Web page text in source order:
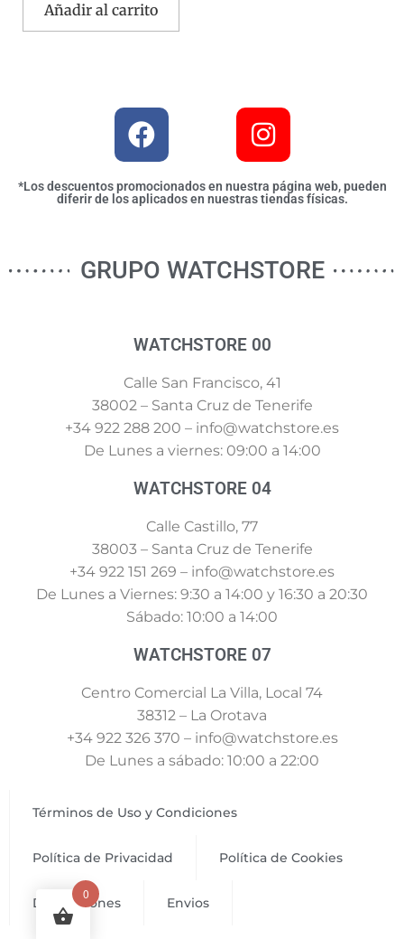
Añadir al carrito
*Los descuentos promocionados en nuestra página web, pueden
diferir de los aplicados en nuestras tiendas físicas.
GRUPO WATCHSTORE
WATCHSTORE 00
Calle San Francisco, 41
38002 – Santa Cruz de Tenerife
+34 922 288 200 – info@watchstore.es
De Lunes a viernes: 09:00 a 14:00
WATCHSTORE 04
Calle Castillo, 77
38003 – Santa Cruz de Tenerife
+34 922 151 269 – info@watchstore.es
De Lunes a Viernes: 9:30 a 14:00 y 16:30 a 20:30
Sábado: 10:00 a 14:00
WATCHSTORE 07
Centro Comercial La Villa, Local 74
38312 – La Orotava
+34 922 326 370 – info@watchstore.es
De Lunes a sábado: 10:00 a 22:00
Términos de Uso y Condiciones
Política de Privacidad Política de Cookies
Devoluciones Envios
0